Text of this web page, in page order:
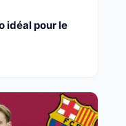
idéal pour le